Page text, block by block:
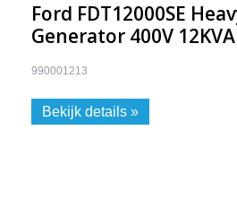
Ford FDT12000SE
Generator 400V 12KVA
990001213
Bekijk details »